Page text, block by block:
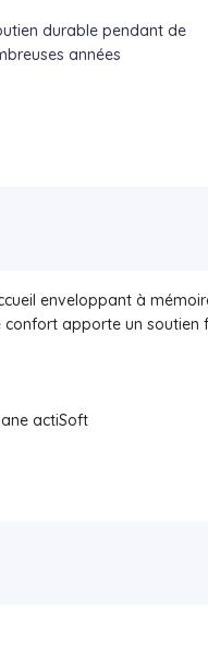
durable pendant de
années
enveloppant à
apporte un
actiSoft